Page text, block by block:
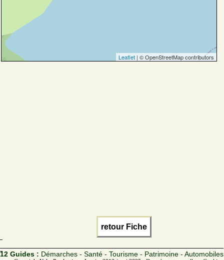
Leaflet | © OpenStreetMap contributors
retour Fiche
12 Guides : Démarches - Santé - Tourisme - Patrimoine - Automobiles